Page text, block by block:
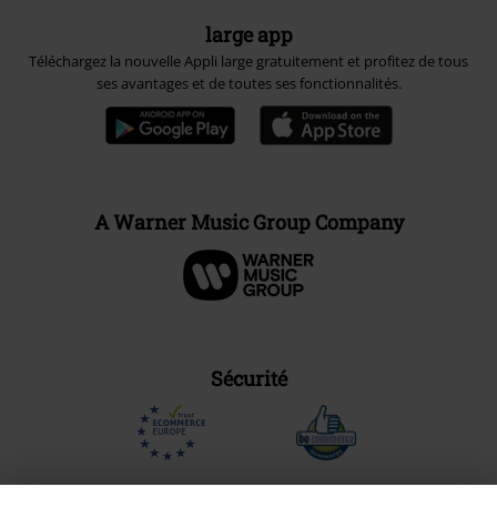
large app
Téléchargez la nouvelle Appli large gratuitement et profitez de tous
ses avantages et de toutes ses fonctionnalités.
A Warner Music Group Company
Sécurité